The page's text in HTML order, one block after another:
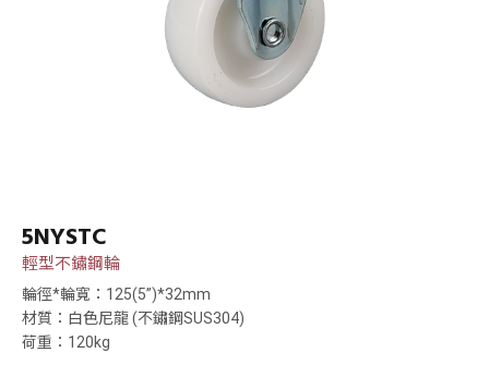
5NYSTC
輕型不鏽鋼輪
輪徑*輪寬：125(5”)*32mm
材質：白色尼龍 (不鏽鋼SUS304)
荷重：120kg